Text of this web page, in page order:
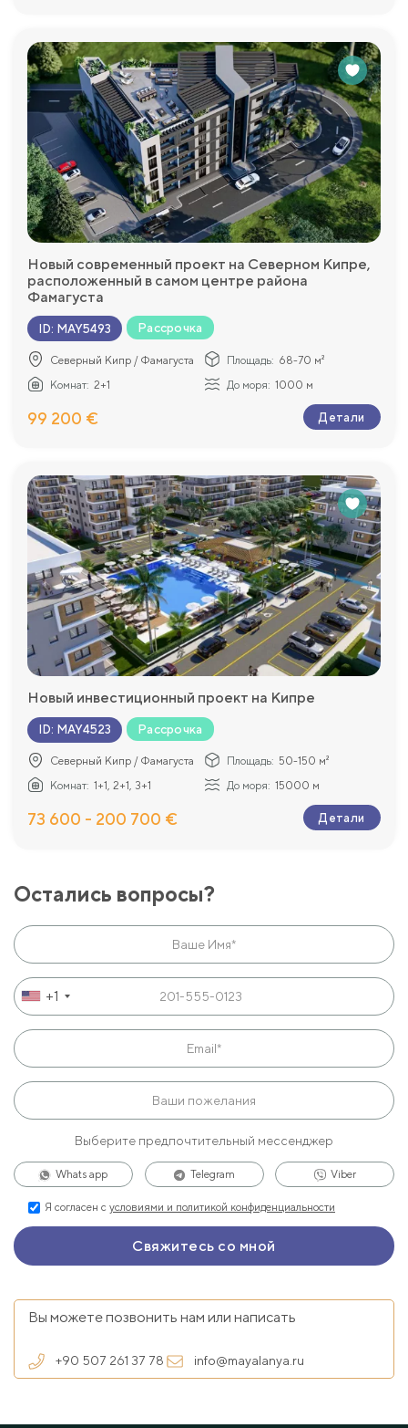
Новый современный проект на Северном Кипре,
расположенный в самом центре района
Фамагуста
ID: MAY5493 Рассрочка
Северный Кипр / Фамагуста Площадь: 68-70 м²
Комнат: 2+1 До моря: 1000 м
99 200 € Детали
Новый инвестиционный проект на Кипре
ID: MAY4523 Рассрочка
Северный Кипр / Фамагуста Площадь: 50-150 м²
Комнат: 1+1, 2+1, 3+1 До моря: 15000 м
73 600 - 200 700 € Детали
Остались вопросы?
+1
Выберите предпочтительный мессенджер
Whats app Telegram Viber
Я согласен с условиями и политикой конфиденциальности
Вы можете позвонить нам или написать
+90 507 261 37 78 info@mayalanya.ru